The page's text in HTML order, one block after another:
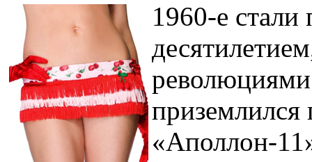
1960-е
приземлился
«Аполлон-